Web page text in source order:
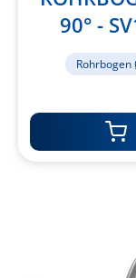
90° -
Rohrbogen